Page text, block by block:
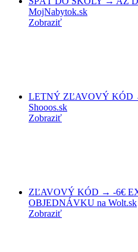
MojNabytok.sk
Zobraziť
LETNÝ ZĽAVOVÝ KÓD
Shooos.sk
Zobraziť
ZĽAVOVÝ KÓD → -6€
OBJEDNÁVKU na Wolt.sk
Zobraziť